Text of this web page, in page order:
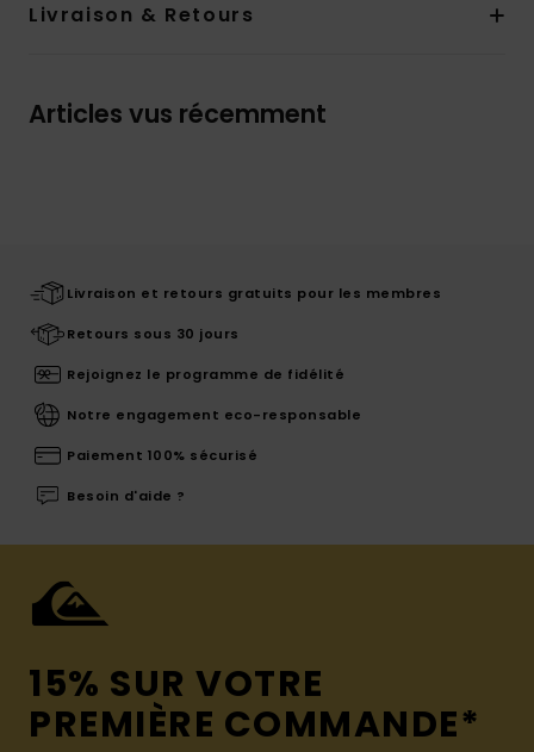
Livraison & Retours
Articles vus récemment
Livraison et retours gratuits pour les membres
Retours sous 30 jours
Rejoignez le programme de fidélité
Notre engagement eco-responsable
Paiement 100% sécurisé
Besoin d'aide ?
15% SUR VOTRE
PREMIÈRE COMMANDE*